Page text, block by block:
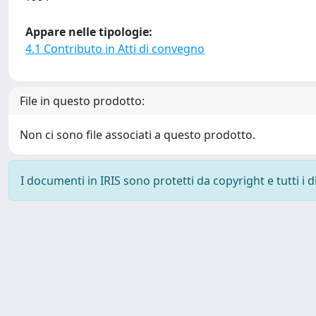
Appare nelle tipologie:
4.1 Contributo in Atti di convegno
File in questo prodotto:
Non ci sono file associati a questo prodotto.
I documenti in IRIS sono protetti da copyright e tutti i